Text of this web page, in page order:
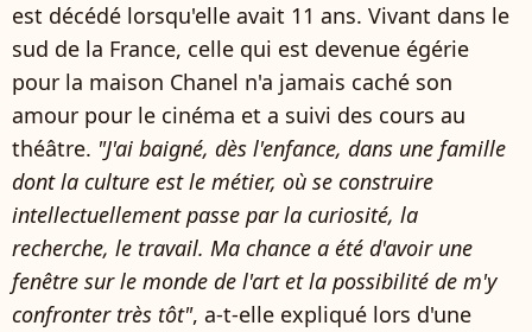
est décédé lorsqu'elle avait 11 ans. Vivant dans le
sud de la France, celle qui est devenue égérie
pour la maison Chanel n'a jamais caché son
amour pour le cinéma et a suivi des cours au
théâtre. "J'ai baigné, dès l'enfance, dans une famille
dont la culture est le métier, où se construire
intellectuellement passe par la curiosité, la
recherche, le travail. Ma chance a été d'avoir une
fenêtre sur le monde de l'art et la possibilité de m'y
confronter très tôt", a-t-elle expliqué lors d'une